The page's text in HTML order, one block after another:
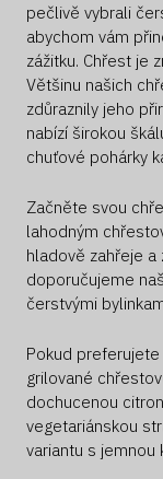
pečlivě vybrali
abychom vám
zážitku. Chřest je
Většinu našich
zdůraznily jeho
nabízí širokou
chuťové pohárky
Začněte svou
lahodným
hladově zahřeje a
doporučujeme
čerstvými
Pokud preferujete
grilované
dochucenou
vegetariánskou
variantu s jemnou